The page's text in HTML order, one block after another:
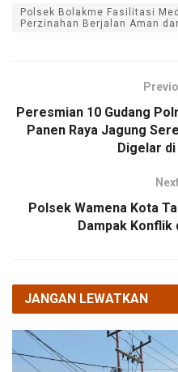
Polsek Bolakme Fasilitasi
Perzinahan Berjalan Aman
Peresmian 10 Gudang
Panen Raya Jagung
Digelar
Polsek Wamena Kota
Dampak
JANGAN LEWATKAN